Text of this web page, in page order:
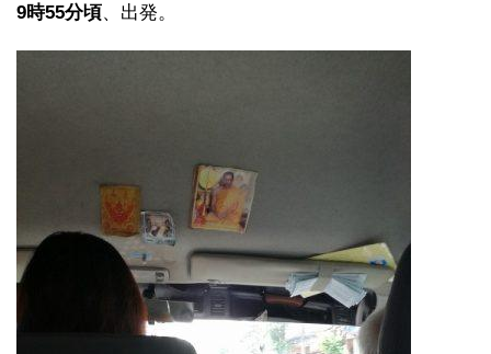
9時55分頃、出発。